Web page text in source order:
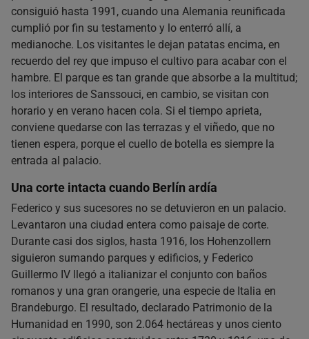
consiguió hasta 1991, cuando una Alemania reunificada
cumplió por fin su testamento y lo enterró allí, a
medianoche. Los visitantes le dejan patatas encima, en
recuerdo del rey que impuso el cultivo para acabar con el
hambre. El parque es tan grande que absorbe a la multitud;
los interiores de Sanssouci, en cambio, se visitan con
horario y en verano hacen cola. Si el tiempo aprieta,
conviene quedarse con las terrazas y el viñedo, que no
tienen espera, porque el cuello de botella es siempre la
entrada al palacio.
Una corte intacta cuando Berlín ardía
Federico y sus sucesores no se detuvieron en un palacio.
Levantaron una ciudad entera como paisaje de corte.
Durante casi dos siglos, hasta 1916, los Hohenzollern
siguieron sumando parques y edificios, y Federico
Guillermo IV llegó a italianizar el conjunto con baños
romanos y una gran orangerie, una especie de Italia en
Brandeburgo. El resultado, declarado Patrimonio de la
Humanidad en 1990, son 2.064 hectáreas y unos ciento